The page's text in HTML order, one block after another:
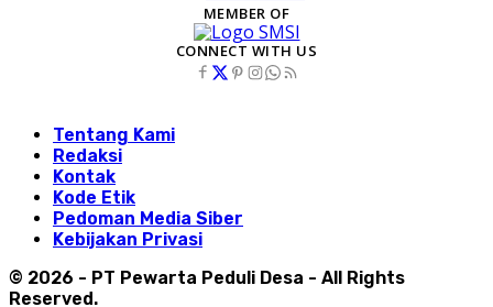
MEMBER OF
CONNECT WITH US
Tentang Kami
Redaksi
Kontak
Kode Etik
Pedoman Media Siber
Kebijakan Privasi
© 2026 - PT Pewarta Peduli Desa - All Rights
Reserved.